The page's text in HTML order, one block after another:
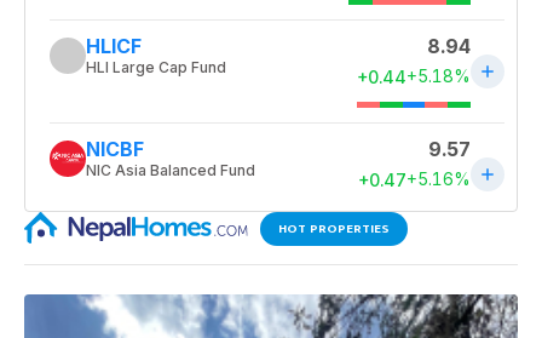
HOT PROPERTIES